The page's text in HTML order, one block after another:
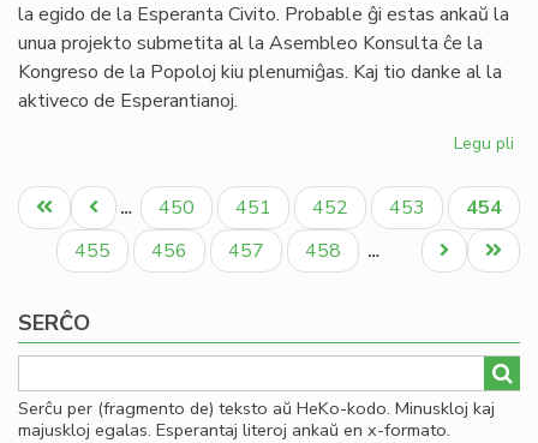
la egido de la Esperanta Civito. Probable ĝi estas ankaŭ la
unua projekto submetita al la Asembleo Konsulta ĉe la
Kongreso de la Popoloj kiu plenumiĝas. Kaj tio danke al la
aktiveco de Esperantianoj.
Legu pli
de
la
Pagination
Unua
paĝo
Antaŭa
paĝo
… Paĝo
450 Paĝo
451 Paĝo
452 Paĝo
453
Aktuala
paĝo
454
Paĝo
455 Paĝo
456 Paĝo
457 Paĝo
458 …
Last
page
Next
page
SERĈO
Serĉu per (fragmento de) teksto aŭ HeKo-kodo. Minuskloj kaj
majuskloj egalas. Esperantaj literoj ankaŭ en x-formato.